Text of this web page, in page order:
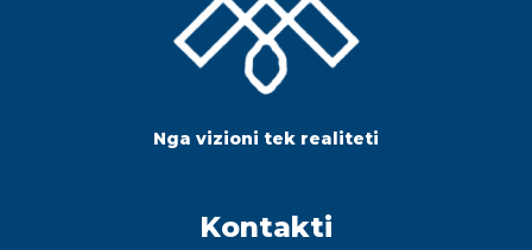
Nga vizioni tek realiteti
Kontakti